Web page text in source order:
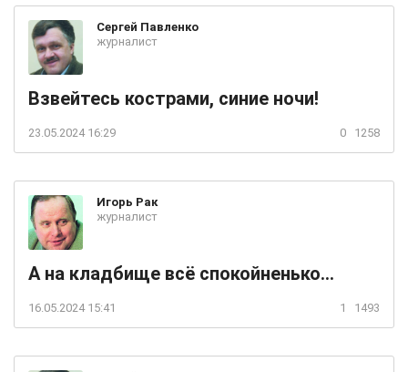
Сергей Павленко
журналист
Взвейтесь кострами, синие ночи!
23.05.2024 16:29 0 1258
Игорь Рак
журналист
А на кладбище всё спокойненько...
16.05.2024 15:41 1 1493